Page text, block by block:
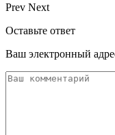
Prev Next
Оставьте ответ
Ваш электронный